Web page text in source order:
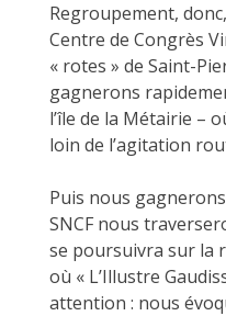
Regroupement,
Centre de Congrès
« rotes » de Saint-
gagnerons
l’île de la Métairie –
loin de l’agitation
Puis nous
SNCF nous
se poursuivra sur la
où « L’Illustre
attention : nous